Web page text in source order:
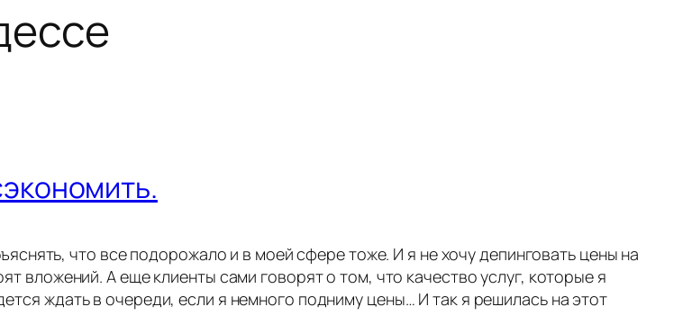
что все подорожало и в моей сфере тоже. И я не хочу депинговать цены на
вложений. А еще клиенты сами говорят о том, что качество услуг, которые я
ждать в очереди, если я немного подниму цены… И так я решилась на этот